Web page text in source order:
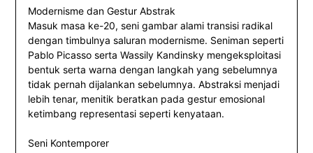
Modernisme dan Gestur Abstrak
Masuk masa ke-20, seni gambar alami transisi radikal
dengan timbulnya saluran modernisme. Seniman seperti
Pablo Picasso serta Wassily Kandinsky mengeksploitasi
bentuk serta warna dengan langkah yang sebelumnya
tidak pernah dijalankan sebelumnya. Abstraksi menjadi
lebih tenar, menitik beratkan pada gestur emosional
ketimbang representasi seperti kenyataan.
Seni Kontemporer